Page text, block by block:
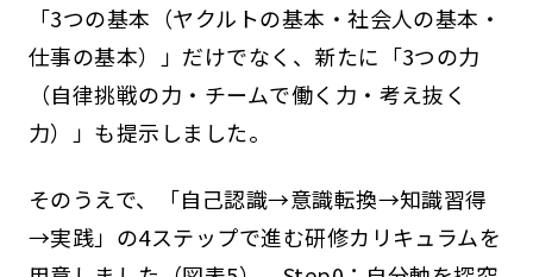
「3つの基本（ヤクルトの基本・社会人の基本・
仕事の基本）」だけでなく、新たに「3つの力
（自律挑戦の力・チームで働く力・考え抜く
力）」も提示しました。
そのうえで、「自己認識→意識転換→知識習得
→実践」の4ステップで進む研修カリキュラムを